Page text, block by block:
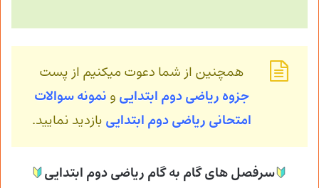
همچنین از شما دعوت میکنیم از پست
جزوه ریاضی دوم ابتدایی و نمونه سوالات
امتحانی ریاضی دوم ابتدایی بازدید نمایید.
سرفصل های گام به گام ریاضی دوم ابتدایی